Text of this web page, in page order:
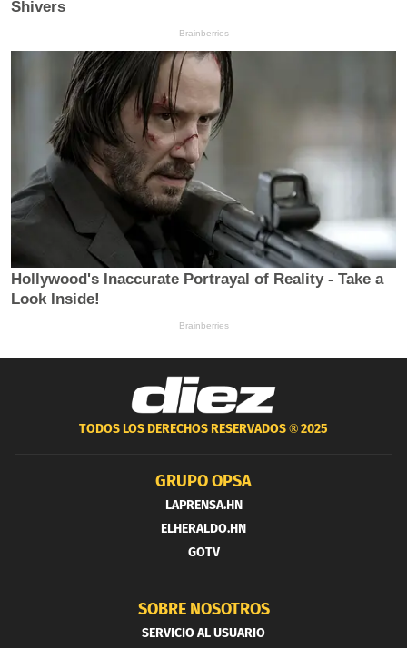
TODOS LOS DERECHOS RESERVADOS ®2025
GRUPO OPSA
LAPRENSA.HN
ELHERALDO.HN
GOTV
SOBRE NOSOTROS
SERVICIO AL USUARIO